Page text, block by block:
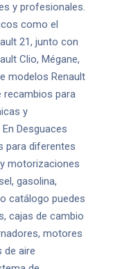
y profesionales.
como el
21, junto con
Clio, Mégane,
modelos Renault
recambios para
y
Desguaces
para diferentes
motorizaciones
gasolina,
catálogo puedes
cajas de cambio
motores
de aire